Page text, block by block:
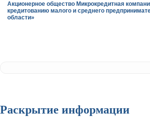
Акционерное общество Микрокредитная
кредитованию малого и среднего
области»
Раскрытие информации